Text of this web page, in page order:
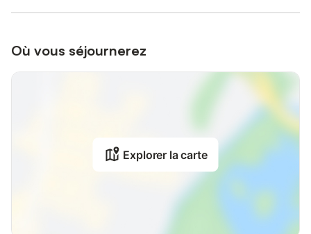
Où vous séjournerez
Explorer la carte